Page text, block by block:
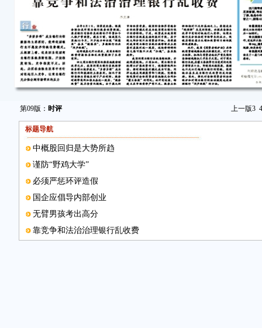
第09版： 时评 上一版3 4
标题导航
中概股回归是大势所趋
谨防“野鸡大学”
必须严惩环评造假
国企应倡导内部创业
无臂男孩考出高分
靠竞争和法治治理银行乱收费